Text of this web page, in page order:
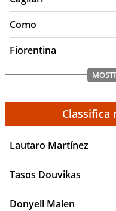
FAQ
Il Genoa è il club
Sì, è stato fondato nel
Il Genoa si allena a
Como
Fiorentina
Classifica
Lautaro Martínez
Tasos Douvikas
Donyell Malen